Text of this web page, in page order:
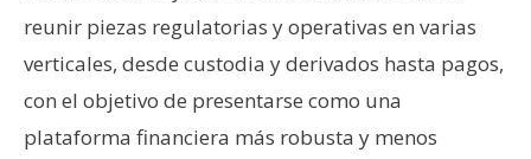
reunir piezas regulatorias y operativas en varias
verticales, desde custodia y derivados hasta pagos,
con el objetivo de presentarse como una
plataforma financiera más robusta y menos